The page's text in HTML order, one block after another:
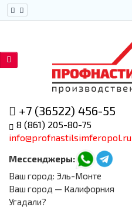
+7 (36522) 456-55
8 (861) 205-80-75
info@profnastilsimferopol.ru
Мессенджеры:
Ваш город: Эль-Монте
Ваш город — Калифорния
Угадали?